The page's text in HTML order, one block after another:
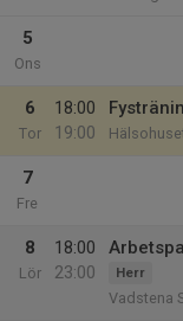
5
Ons
6
Tor
18:00
19:00
7
Fre
8
Lör
18:00
23:00
Herr
Vadstena